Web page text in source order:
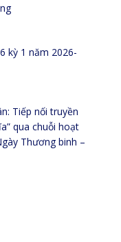
kỳ 1 năm 2026-
Tiếp nối truyền
qua chuỗi hoạt
Thương binh –